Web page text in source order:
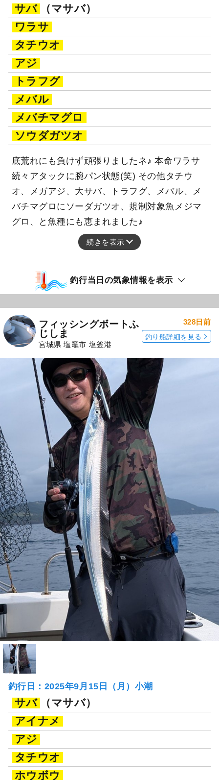
サバ
（マサバ）
ワラサ
タチウオ
アジ
トラフグ
メバル
メバチマグロ
ソウダガツオ
底荒れにも負けず頑張りましたネ♪ 本命ワラサ
続々アタックに腕パン状態(笑) その他タチウ
オ、メガアジ、大サバ、トラフグ、メバル、メ
バチマグロにソーダガツオ、規制対象魚メジマ
グロ、と魚種にも恵まれました♪
続きを表示
釣行当日の気象情報を表示
フィッシングボートふ
じしま
宮城県 塩竈市 塩釜港
328日前
釣り船詳細を見る
釣行日：2025年9月15日（月）小潮
サバ
（マサバ）
アイナメ
アジ
タチウオ
ホウボウ